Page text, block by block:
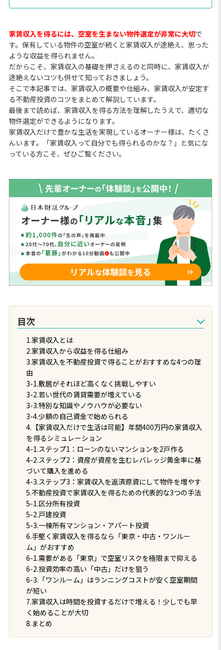
家賃収入を得るには、空室を生まない物件選定が非常に大切で
す。保有している物件の空室が続くと家賃収入が途絶え、思った
ような収益を得られません。
だからこそ、家賃収入の基礎を押さえるのと同時に、家賃収入が
途絶えないコツも併せて知っておきましょう。
そこで本記事では、家賃収入の概要や仕組み、家賃収入が安定す
る不動産投資のコツをまとめて解説しています。
最後まで読めば、家賃収入を得る方法を理解したうえで、適切な
物件選定ができるようになります。
家賃収入だけで豊かな生活を実現しているオーナー様は、たくさ
んいます。「家賃収入って自分でも得られるのかな？」と気にな
っている方こそ、ぜひご覧ください。
目次
1.家賃収入とは
2.家賃収入から収益を得る仕組み
3.家賃収入を不動産投資で得ることがおすすめな4つの理
由
3-1.敷居がそれほど高くなく挑戦しやすい
3-2.若い世代の賃貸需要が増えている
3-3.特別な知識やノウハウが必要ない
3-4.少額の自己資金で始められる
4.【家賃収入だけで生活は可能】年間400万円の家賃収入
を得るシミュレーション
4-1.ステップ1：ローンのないマンションを2戸作る
4-2.ステップ2：資産が資産を生むレバレッジ黄金率に基
づいて購入を進める
4-3.ステップ3：家賃収入を返済原資にして物件を増やす
5.不動産投資で家賃収入を得るための代表的な3つの手法
5-1.区分所有投資
5-2.戸建投資
5-3.一棟所有マンション・アパート投資
6.手堅く家賃収入を得るなら「東京・中古・ワンルー
ム」がおすすめ
6-1.需要がある「東京」で空室リスクを極限まで抑える
6-2.投資効率の高い「中古」だけを狙う
6-3.「ワンルーム」はランニングコストが安く空室期間
が短い
7.家賃収入は時間を投資するだけで増える！少しでも早
く始めることが大切
8.まとめ